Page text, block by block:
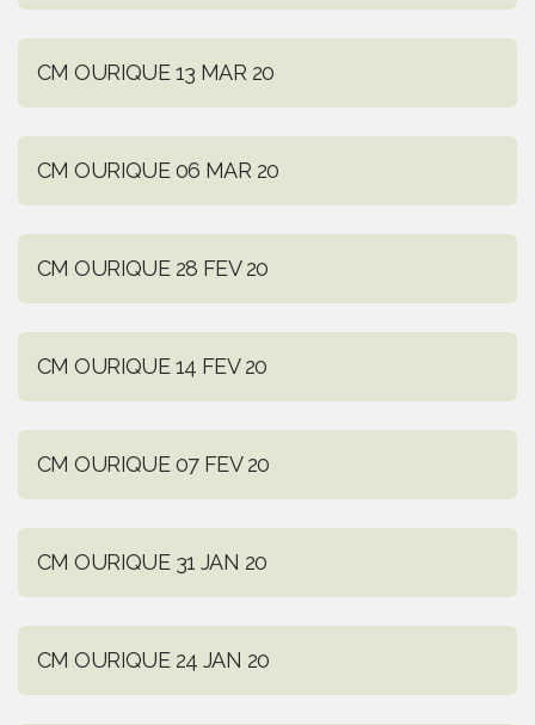
CM OURIQUE 13 MAR 20
CM OURIQUE 06 MAR 20
CM OURIQUE 28 FEV 20
CM OURIQUE 14 FEV 20
CM OURIQUE 07 FEV 20
CM OURIQUE 31 JAN 20
CM OURIQUE 24 JAN 20